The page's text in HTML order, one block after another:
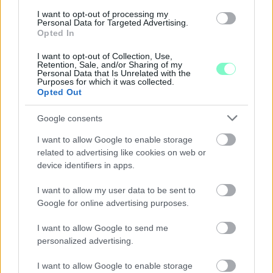
I want to opt-out of processing my
Personal Data for Targeted Advertising.
Opted In
I want to opt-out of Collection, Use,
Retention, Sale, and/or Sharing of my
Personal Data that Is Unrelated with the
Purposes for which it was collected.
Opted Out
Google consents
I want to allow Google to enable storage
related to advertising like cookies on web or
device identifiers in apps.
I want to allow my user data to be sent to
Google for online advertising purposes.
I want to allow Google to send me
personalized advertising.
I want to allow Google to enable storage
A RÓMAIAKTÓL AZ AGYAGKATONÁKIG –
TÁRLATVEZETÉSEK, WORKSHOP ÉS
GYŐRI RÓMER MÚZEUMBAN
Ingyenes programokkal és különleges kiállításokkal készülnek a
– Kőtár is díjmentesen látogatható.